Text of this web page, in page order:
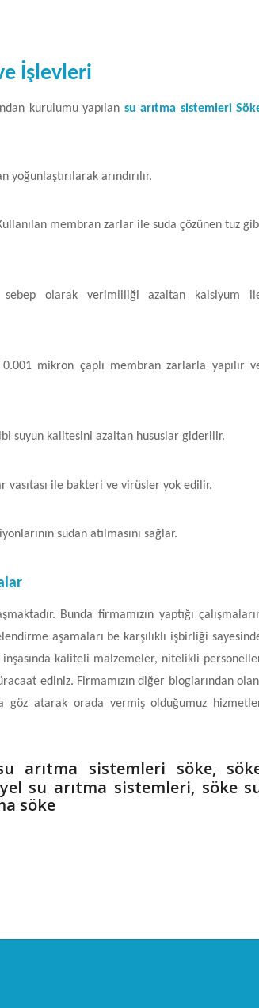
İşlevleri
kurulumu yapılan su arıtma sistemleri
arındırılır.
membran zarlar ile suda çözünen tuz
sebep olarak verimliliği azaltan kalsiyum
mikron çaplı membran zarlarla yapılır
suyun kalitesini azaltan hususlar giderilir.
vasıtası ile bakteri ve virüsler yok edilir.
sudan atılmasını sağlar.
Bunda firmamızın yaptığı
aşamaları be karşılıklı işbirliği
kaliteli malzemeler, nitelikli
ediniz. Firmamızın diğer bloglarından olan
göz atarak orada vermiş olduğumuz
arıtma sistemleri söke,
su arıtma sistemleri, söke
söke